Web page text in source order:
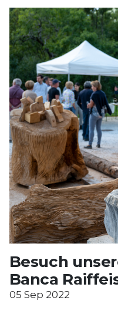
Besuch
Banca
05 Sep 2022